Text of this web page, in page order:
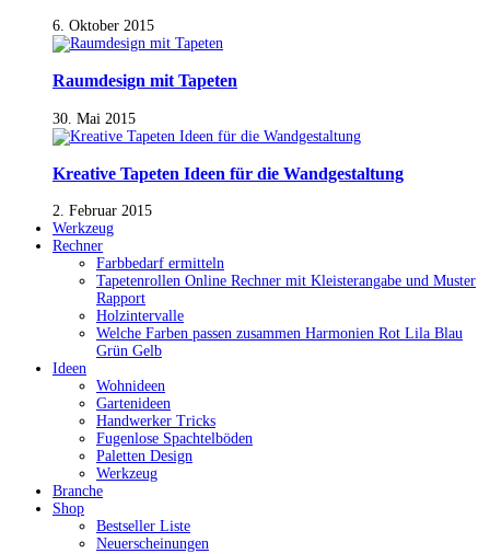
6. Oktober 2015
Raumdesign mit Tapeten
30. Mai 2015
Kreative Tapeten Ideen für die Wandgestaltung
2. Februar 2015
Werkzeug
Rechner
Farbbedarf ermitteln
Tapetenrollen Online Rechner mit Kleisterangabe und Muster
Rapport
Holzintervalle
Welche Farben passen zusammen Harmonien Rot Lila Blau
Grün Gelb
Ideen
Wohnideen
Gartenideen
Handwerker Tricks
Fugenlose Spachtelböden
Paletten Design
Werkzeug
Branche
Shop
Bestseller Liste
Neuerscheinungen